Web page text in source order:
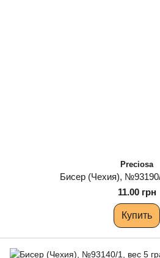
Preciosa
Бисер (Чехия),
11.00 грн
Купить